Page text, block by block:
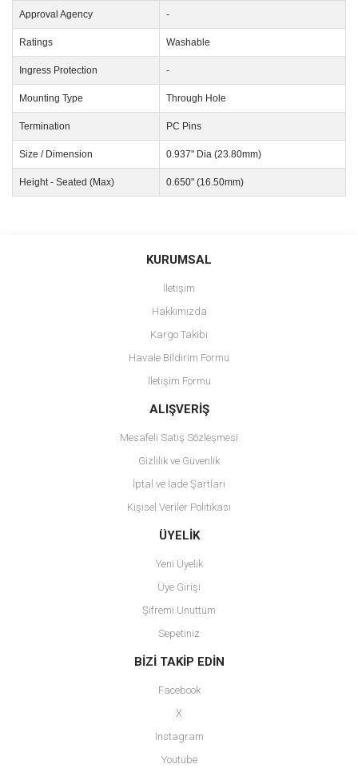
Approval Agency -
Ratings Washable
Ingress Protection -
Mounting Type Through Hole
Termination PC Pins
Size / Dimension 0.937" Dia (23.80mm)
Height - Seated (Max) 0.650" (16.50mm)
Bu ürüne ilk yorumu siz yapın!
Ürün resmi kalitesiz, bozuk veya görüntülenemiyor.
Ürün açıklamasında eksik bilgiler bulunuyor.
Ürün bilgilerinde hatalar bulunuyor.
Ürün fiyatı diğer sitelerden daha pahalı.
Bu ürüne benzer farklı alternatifler olmalı.
Gönder
KURUMSAL
İletişim
Hakkımızda
Kargo Takibi
Havale Bildirim Formu
İletişim Formu
ALIŞVERİŞ
Mesafeli Satış Sözleşmesi
Gizlilik ve Güvenlik
İptal ve İade Şartları
Kişisel Veriler Politikası
ÜYELİK
Yeni Üyelik
Üye Girişi
Şifremi Unuttum
Sepetiniz
BİZİ TAKİP EDİN
Facebook
X
Instagram
Youtube